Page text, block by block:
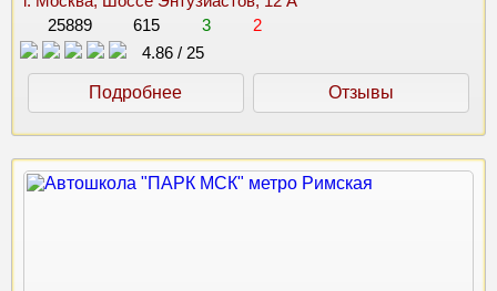
25889
615 3
2
4.86 / 25
Подробнее Отзывы